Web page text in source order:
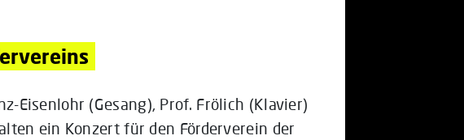
Eisenlohr (Gesang), Prof. Frölich (Klavier)
ein Konzert für den Förderverein der